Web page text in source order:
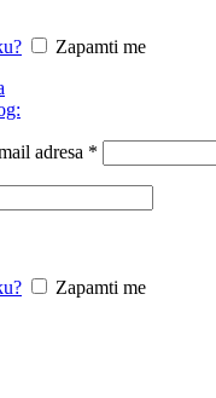
Zapamti me
adresa *
Zapamti me